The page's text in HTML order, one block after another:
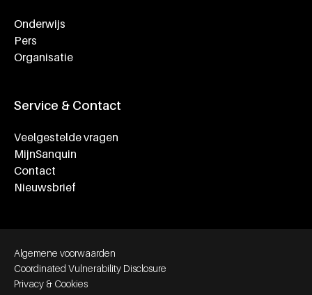
Onderwijs
Pers
Organisatie
Service & Contact
Veelgestelde vragen
MijnSanquin
Contact
Nieuwsbrief
Footer bottom navigation
Algemene voorwaarden
Coordinated Vulnerability Disclosure
Privacy & Cookies